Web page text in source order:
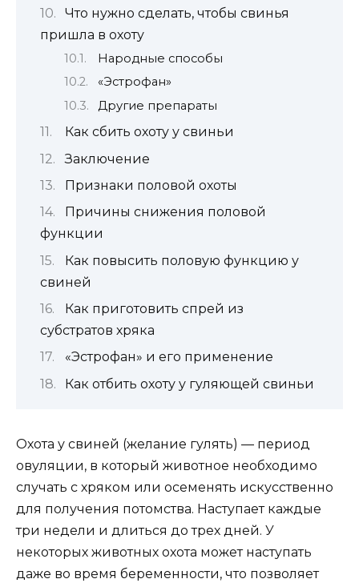
Что нужно сделать, чтобы свинья
пришла в охоту
Народные способы
«Эстрофан»
Другие препараты
Как сбить охоту у свиньи
Заключение
Признаки половой охоты
Причины снижения половой
функции
Как повысить половую функцию у
свиней
Как приготовить спрей из
субстратов хряка
«Эстрофан» и его применение
Как отбить охоту у гуляющей свиньи
Охота у свиней (желание гулять) — период
овуляции, в который животное необходимо
случать с хряком или осеменять искусственно
для получения потомства. Наступает каждые
три недели и длиться до трех дней. У
некоторых животных охота может наступать
даже во время беременности, что позволяет